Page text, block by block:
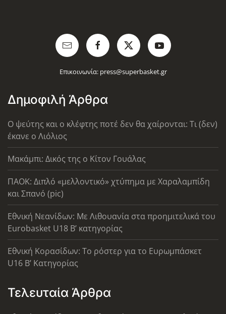
Επικοινωνία: press@superbasket.gr
Δημοφιλή Άρθρα
Ο ψεύτης και ο κλέφτης ποτέ δεν θα χαίρονται: Τι (δεν)
έκανε ο Λιόλιος
Μακάμπι: Δικός της ο Κίτον Γουάλας
ΠΑΟΚ: Διπλό «μελλοντικό» χτύπημα με Χαραλαμπίδη
και Σπανό (pic)
Εθνική Νεανίδων: Με Λιθουανία στα προημιτελικά του
Eurobasket U18 Β’ κατηγορίας
Εθνική Κορασίδων: Το ρόστερ για το Ευρωμπάσκετ
U16 B’ Κατηγορίας
Τελευταία Άρθρα